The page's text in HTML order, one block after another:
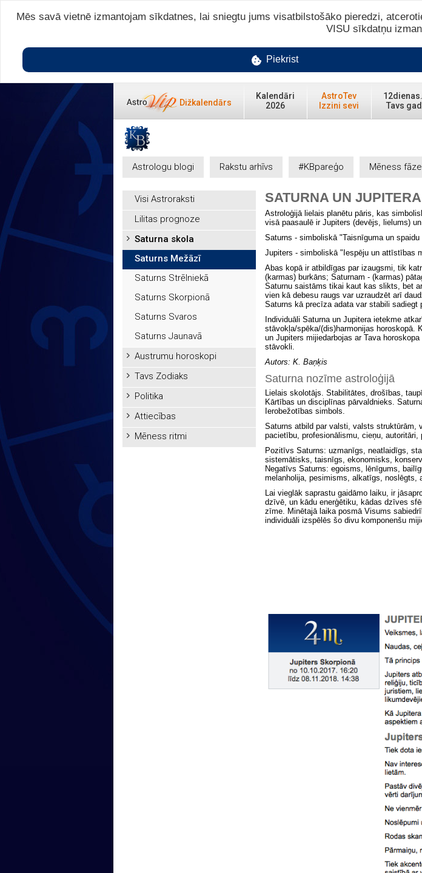
Dižkalendārs
Kalendāri
2026
AstroTev
Izzini sevi
Tavs
Astrologu blogi Rakstu arhīvs #KBpareģo Mēness
Visi Astroraksti
Lilitas prognoze
Saturna skola
Saturns Mežāzī
Saturns Strēlniekā
Saturns Skorpionā
Saturns Svaros
Saturns Jaunavā
Austrumu horoskopi
Tavs Zodiaks
Politika
Attiecības
Mēness ritmi
SATURNA UN
Astroloģijā lielais planētu pāris, kas
visā paasaulē ir Jupiters (devējs, lielums)
Saturns - simboliskā "Taisnīguma un spaidu
Jupiters - simboliskā "Iespēju un attīstības
Abas kopā ir atbildīgas par izaugsmi, tik
(karmas) burkāns; Saturnam - (karmas)
Saturnu saistāms tikai kaut kas slikts, bet
vien kā debesu raugs var uzraudzēt arī
Saturns kā precīza adata var stabili sadiegt
Individuāli Saturna un Jupitera ietekme
stāvokļa/spēka/(dis)harmonijas horoskopā.
un Jupiters mijiedarbojas ar Tava
stāvokli.
Autors: K. Baņķis
Saturna nozīme astroloģijā
Lielais skolotājs. Stabilitātes, drošības,
Kārtības un disciplīnas pārvaldnieks.
Ierobežotības simbols.
Saturns atbild par valsti, valsts struktūrām,
pacietību, profesionālismu, cieņu, autoritāri,
Pozitīvs Saturns: uzmanīgs, neatlaidīgs,
sistemātisks, taisnīgs, ekonomisks,
Negatīvs Saturns: egoisms, lēnīgums,
melanholija, pesimisms, alkatīgs, noslēgts,
Lai vieglāk saprastu gaidāmo laiku, ir
dzīvē, un kādu enerģētiku, kādas dzīves
zīme. Minētajā laika posmā Visums
individuāli izspēlēs šo divu komponenšu
Mēs savā vietnē izmantojam sīkdatnes, lai sniegtu jums visatbilstošāko pieredzi,
VISU sīkdatņu
Piekrist